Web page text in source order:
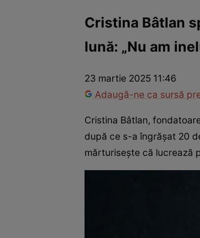
Vedete internaționaleVedete românești
Cristina Bâtlan
lună: „Nu am
23 martie 2025 11:46
Adaugă-ne ca sursă
Cristina Bâtlan,
după ce s-a îngrășat 20
mărturisește că lucrează